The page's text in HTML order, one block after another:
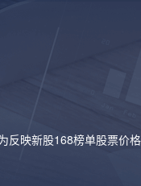
反映新股168榜单股票价